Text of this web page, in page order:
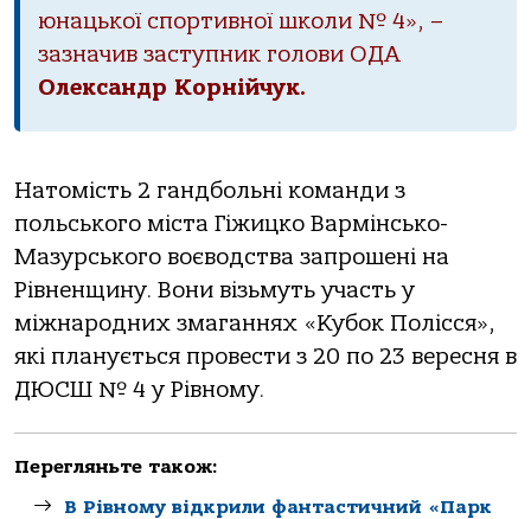
юнацької спортивної школи № 4», –
зазначив заступник голови ОДА
Олександр Корнійчук.
Натомість 2 гандбольні команди з
польського міста Гіжицко Вармінсько-
Мазурського воєводства запрошені на
Рівненщину. Вони візьмуть участь у
міжнародних змаганнях «Кубок Полісся»,
які планується провести з 20 по 23 вересня в
ДЮСШ № 4 у Рівному.
Перегляньте також:
В Рівному відкрили фантастичний «Парк